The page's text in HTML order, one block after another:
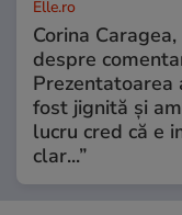
Elle.ro
Corina
despre
Prezentatoarea
fost jignită și
lucru cred că e
clar...”